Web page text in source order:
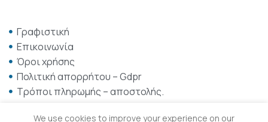
Γραφιστική
Επικοινωνία
Όροι χρήσης
Πολιτική απορρήτου – Gdpr
Τρόποι πληρωμής – αποστολής.
We use cookies to improve your experience on our